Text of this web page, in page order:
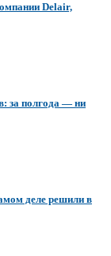
Delair,
за полгода — ни
деле решили в